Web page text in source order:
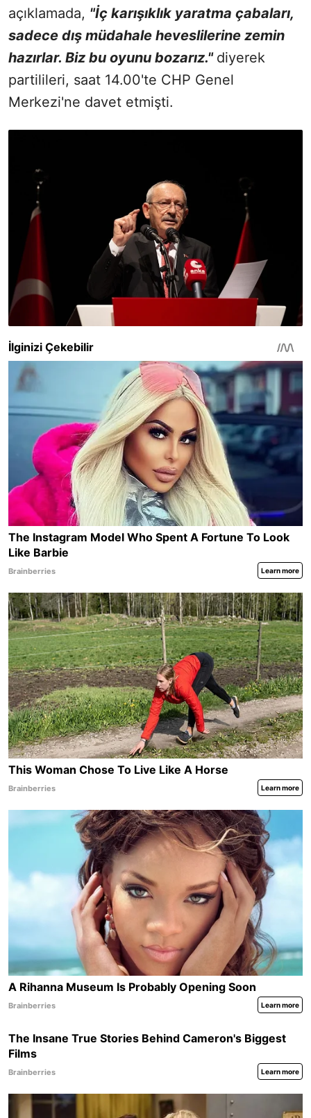
açıklamada, "İç karışıklık yaratma çabaları,
sadece dış müdahale heveslilerine zemin
hazırlar. Biz bu oyunu bozarız." diyerek
partilileri, saat 14.00'te CHP Genel
Merkezi'ne davet etmişti.